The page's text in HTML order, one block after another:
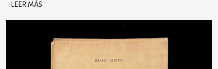
LEER MÁS